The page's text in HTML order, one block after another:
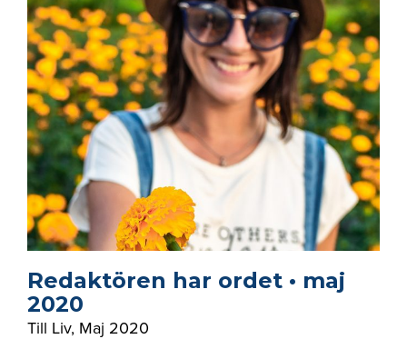
Redaktören har ordet • maj
2020
Till Liv, Maj 2020